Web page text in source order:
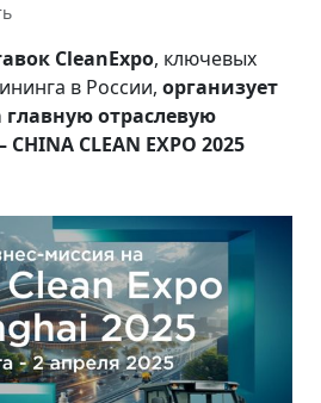
CleanExpо, ключевых
в России, организует
отраслевую
CLEAN EXPO 2025